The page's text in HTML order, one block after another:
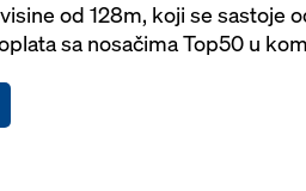
od 128m, koji se sastoje
sa nosačima Top50 u